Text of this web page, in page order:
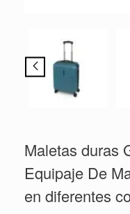
Maletas duras
Equipaje De
en diferentes